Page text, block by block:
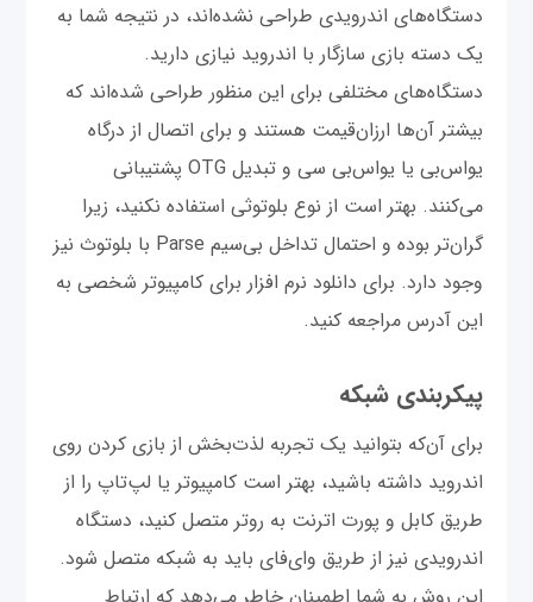
دستگاه‌های اندرویدی طراحی نشده‌اند، در نتیجه شما به
یک دسته بازی سازگار با اندروید نیازی دارید.
دستگاه‌های مختلفی برای این منظور طراحی شده‌اند که
بیشتر آن‌ها ارزان‌قیمت هستند و برای اتصال از درگاه
یو‌اس‌بی یا یو‌اس‌بی سی و تبدیل OTG پشتیبانی
می‌کنند. بهتر است از نوع بلوتوثی استفاده نکنید، زیرا
گران‌تر بوده و احتمال تداخل بی‌سیم Parse با بلوتوث نیز
وجود دارد. برای دانلود نرم افزار برای کامپیوتر شخصی به
این آدرس مراجعه کنید.
پیکربندی شبکه
برای آن‌که بتوانید یک تجربه لذت‌بخش از بازی کردن روی
اندروید داشته باشید، بهتر است کامپیوتر یا لپ‌تا‌پ را از
طریق کابل و پورت اترنت به روتر متصل کنید، دستگاه
اندرویدی نیز از طریق وای‌فای باید به شبکه متصل شود.